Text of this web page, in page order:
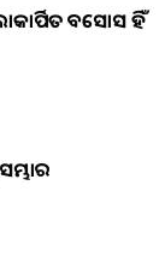
ଅବସୋସ ହିଁ